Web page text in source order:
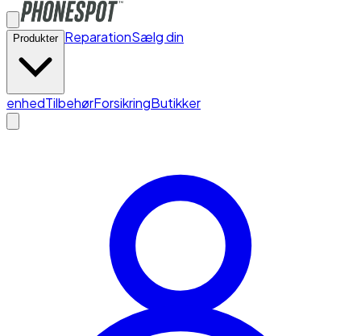
Produkter ReparationSælg din
enhedTilbehørForsikringButikker